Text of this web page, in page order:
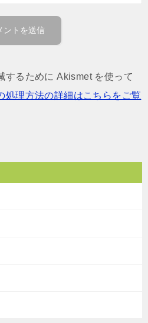
するために Akismet を使って
処理方法の詳細はこちらをご覧